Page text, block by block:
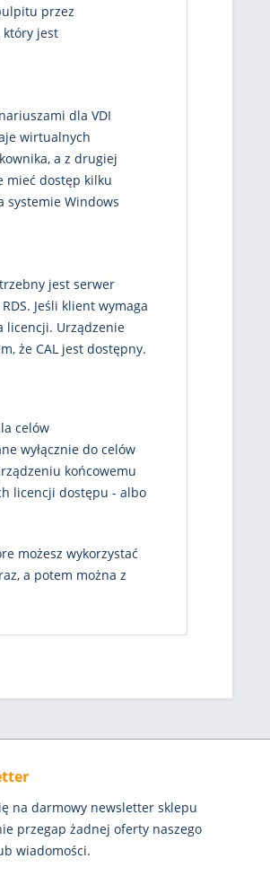
przez
który jest
dla VDI
wirtualnych
a z drugiej
mieć dostęp kilku
systemie Windows
jest serwer
Jeśli klient wymaga
licencji. Urządzenie
że CAL jest dostępny.
celów
wyłącznie do celów
końcowemu
licencji dostępu - albo
możesz wykorzystać
a potem można z
na darmowy newsletter sklepu
przegap żadnej oferty naszego
wiadomości.